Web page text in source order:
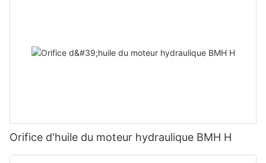
Orifice d'huile du moteur hydraulique BMH H